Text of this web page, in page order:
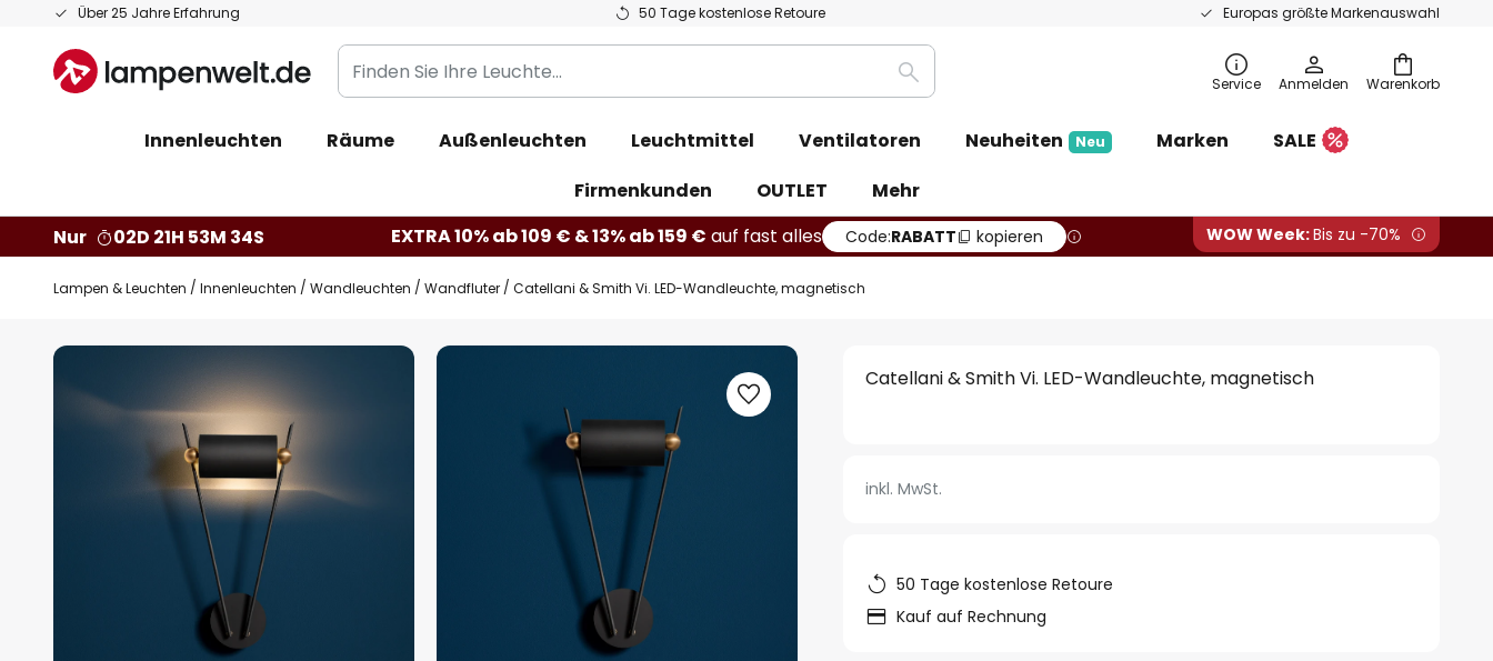
Über 25 Jahre Erfahrung 50 Tage kostenlose Retoure Europas größte Markenauswahl
Zum
springen
Warenkorb
Finden
Sie
Leuchte...
Suche Service Anmelden
Innenleuchten Räume Außenleuchten Leuchtmittel Ventilatoren Neuheiten Neu Marken
SALE
Firmenkunden
OUTLET
Mehr
Nur
02D 21H 53M 33S EXTRA 10% ab 109 € & 13% ab 159 € auf fast alles Code:RABATT kopieren WOW Week:Bis zu -70%
Lampen & Leuchten Innenleuchten Wandleuchten Wandfluter Catellani & Smith Vi. LED-Wandleuchte, magnetisch
Zum
Ende
Catellani & Smith Vi. LED-Wandleuchte, magnetisch
inkl. MwSt.
50 Tage kostenlose Retoure
Kauf auf Rechnung